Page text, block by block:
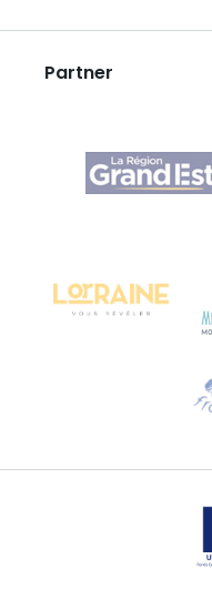
Avvertenze legali
Agence Régionale
Bureau de Colmar
Partner